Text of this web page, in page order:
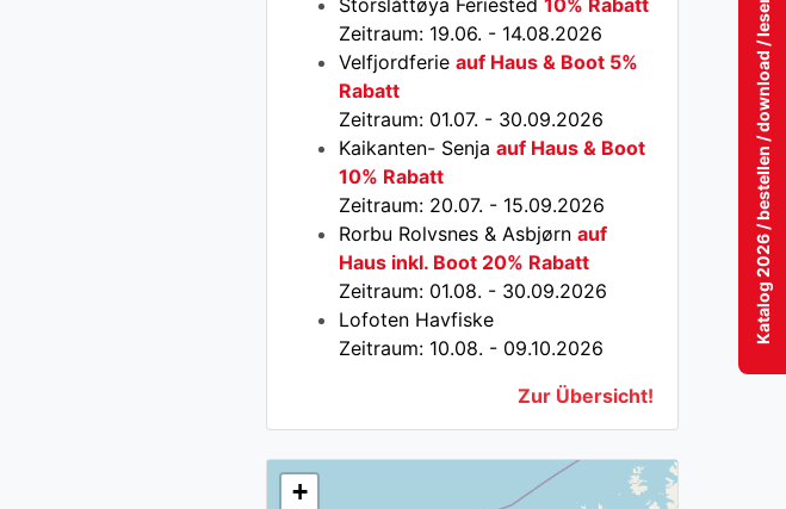
Katalog 2026 / bestellen / download / lesen!
Storslåttøya Feriested10% Rabatt
Zeitraum: 19.06. - 14.08.2026
Velfjordferieauf Haus & Boot 5%
Rabatt
Zeitraum: 01.07. - 30.09.2026
Kaikanten- Senjaauf Haus & Boot
10% Rabatt
Zeitraum: 20.07. - 15.09.2026
Rorbu Rolvsnes & Asbjørnauf
Haus inkl. Boot 20% Rabatt
Zeitraum: 01.08. - 30.09.2026
Lofoten Havfiske
Zeitraum: 10.08. - 09.10.2026
Zur Übersicht!
+